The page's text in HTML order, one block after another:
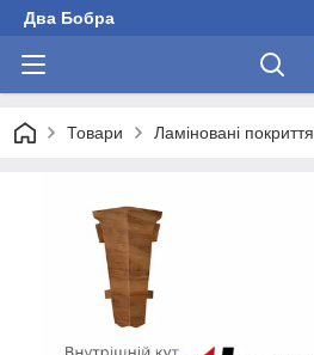
Два Бобра
Товари Ламіновані покриття